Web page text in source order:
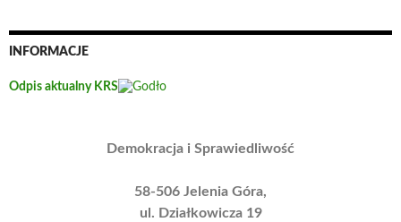
INFORMACJE
Odpis aktualny KRS
Demokracja i Sprawiedliwość
58-506 Jelenia Góra,
ul. Działkowicza 19